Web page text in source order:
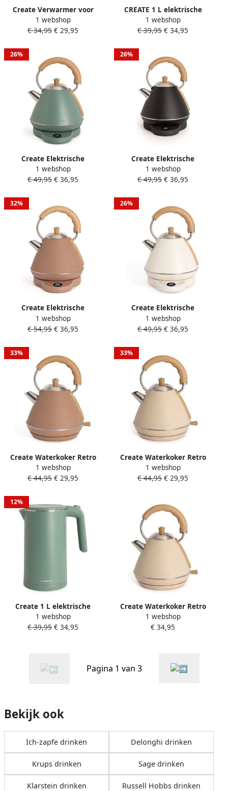
Create Verwarmer voor
melkopschuimer 580ml 75
°C Mokka MILK FROTHER
1 webshop
€ 34,95 € 29,95
‎CREATE 1 L elektrische
waterkoker met
temperatuurregeling
1 webshop
€ 39,95 € 34,95
26%
Create Elektrische
waterkoker 1 L met
temperatuurregeling Sage
1 webshop
€ 49,95 € 36,95
26%
Create Elektrische
waterkoker 1 L met
temperatuurregeling Zwart
1 webshop
€ 49,95 € 36,95
32%
Create Elektrische
waterkoker 1 L met
temperatuurregeling
1 webshop
€ 54,95 € 36,95
26%
Create Elektrische
waterkoker 1 L met
temperatuurregeling
1 webshop
€ 49,95 € 36,95
33%
Create Waterkoker Retro
1200 Watt 1 Liter RVS BPA
vrij Elektrisch Mokka Kettle
1 webshop
€ 44,95 € 29,95
33%
Create Waterkoker Retro
1200 Watt 1 Liter RVS BPA
vrij Elektrisch Antikalk
1 webshop
€ 44,95 € 29,95
12%
Create 1 L elektrische
waterkoker met
temperatuurregeling
1 webshop
€ 39,95 € 34,95
Create Waterkoker Retro
2200 Watt 1 7 Liter RVS BPA
vrij Elektrisch Zwart Kettle
1 webshop
€ 34,95
Pagina 1 van 3
Bekijk ook
Ich-zapfe drinken Delonghi drinken
Krups drinken Sage drinken
Klarstein drinken Russell Hobbs drinken